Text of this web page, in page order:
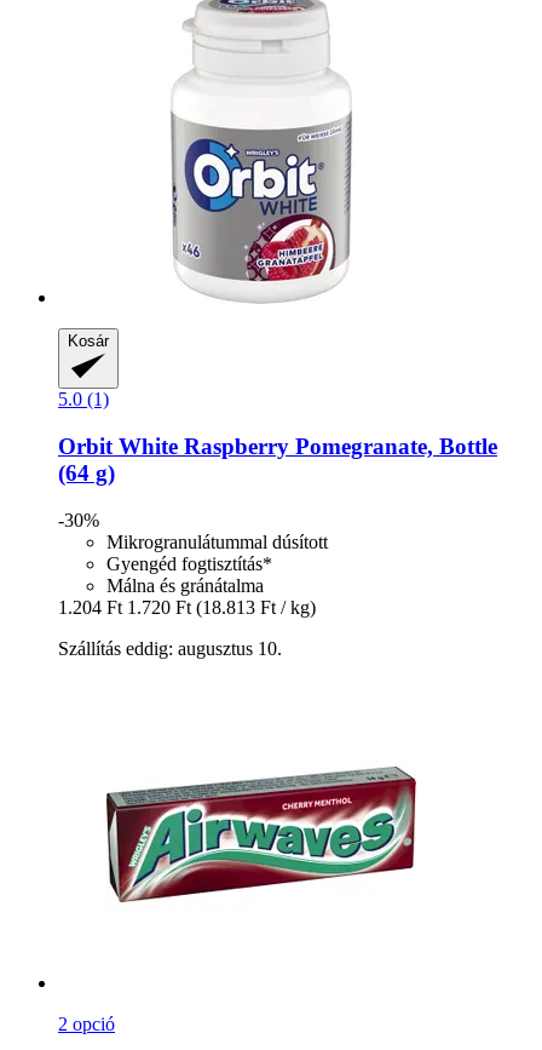
Kosár
5.0 (1)
Orbit White Raspberry Pomegranate, Bottle
(64 g)
-30%
Mikrogranulátummal dúsított
Gyengéd fogtisztítás*
Málna és gránátalma
1.204 Ft 1.720 Ft (18.813 Ft / kg)
Szállítás eddig: augusztus 10.
2 opció